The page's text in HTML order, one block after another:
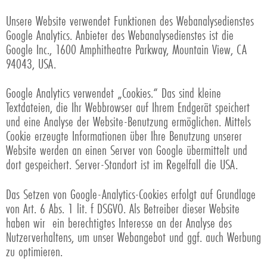
Unsere Website verwendet Funktionen des Webanalysedienstes
Google Analytics. Anbieter des Webanalysedienstes ist die
Google Inc., 1600 Amphitheatre Parkway, Mountain View, CA
94043, USA.
Google Analytics verwendet „Cookies.“ Das sind kleine
Textdateien, die Ihr Webbrowser auf Ihrem Endgerät speichert
und eine Analyse der Website-Benutzung ermöglichen. Mittels
Cookie erzeugte Informationen über Ihre Benutzung unserer
Website werden an einen Server von Google übermittelt und
dort gespeichert. Server-Standort ist im Regelfall die USA.
Das Setzen von Google-Analytics-Cookies erfolgt auf Grundlage
von Art. 6 Abs. 1 lit. f DSGVO. Als Betreiber dieser Website
haben wir ein berechtigtes Interesse an der Analyse des
Nutzerverhaltens, um unser Webangebot und ggf. auch Werbung
zu optimieren.